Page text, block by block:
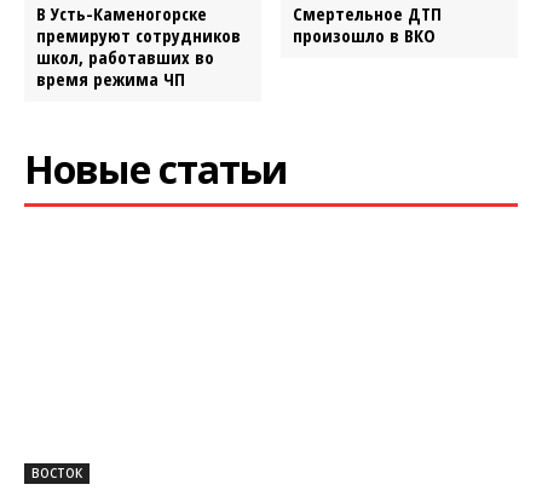
В Усть-Каменогорске
премируют сотрудников
школ, работавших во
время режима ЧП
Смертельное ДТП
произошло в ВКО
Новые статьи
ВОСТОК